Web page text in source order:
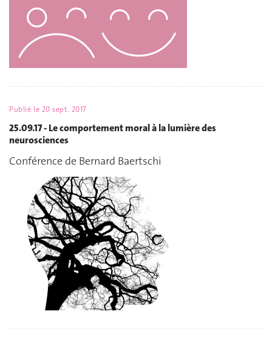
Publié le 20 sept. 2017
25.09.17 - Le comportement moral à la lumière des
neurosciences
Conférence de Bernard Baertschi